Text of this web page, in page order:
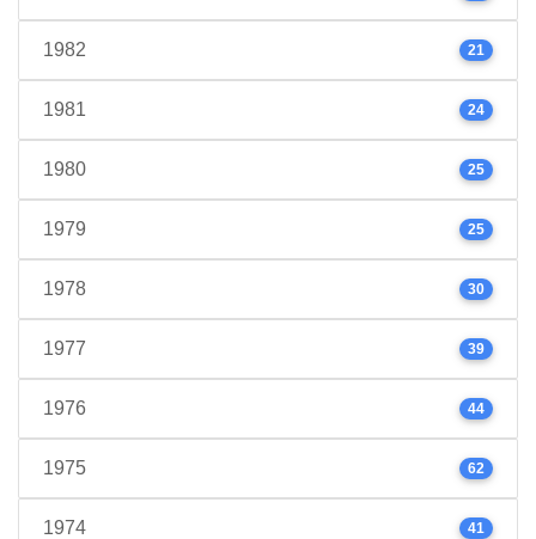
1982 21
1981 24
1980 25
1979 25
1978 30
1977 39
1976 44
1975 62
1974 41